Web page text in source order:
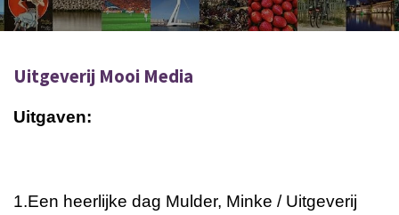
Uitgeverij Mooi Media
Uitgaven:
1.Een heerlijke dag Mulder, Minke / Uitgeverij